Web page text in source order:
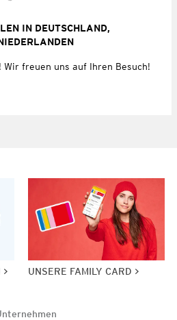
IN DEUTSCHLAND,
freuen uns auf Ihren Besuch!
UNSERE FAMILY CARD